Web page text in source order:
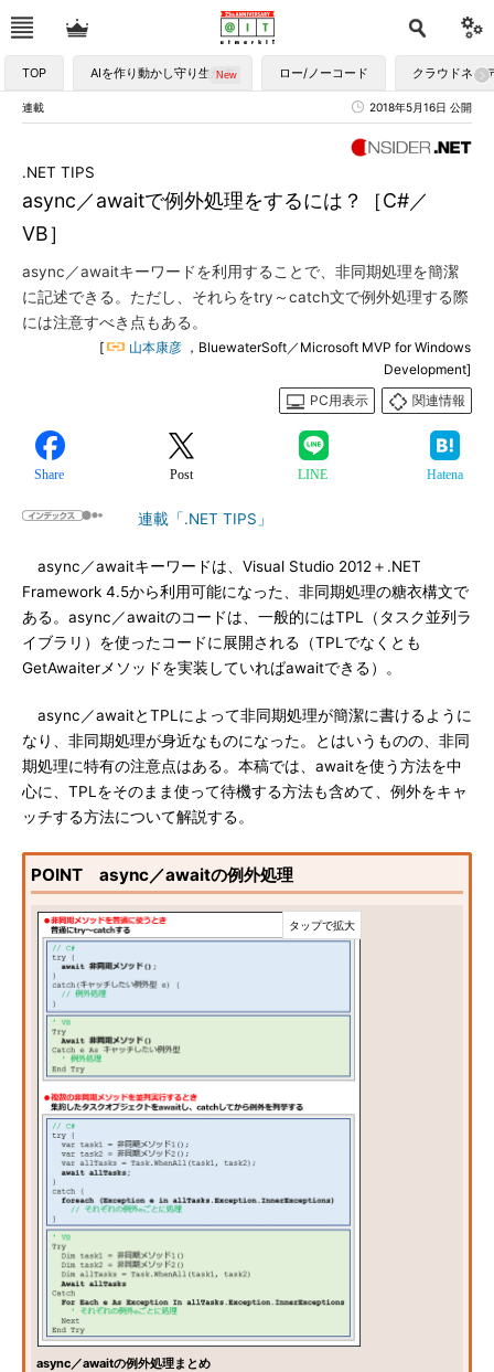
TOP AIを作り動かし守り生かす ロー/ノーコード クラウドネイ
連載 2018年5月16日 公開
async／awaitで例外処理をするには？［C#／
VB］
.NET TIPS
async／awaitキーワードを利用することで、非同期処理を簡潔
に記述できる。ただし、それらをtry～catch文で例外処理する際
には注意すべき点もある。
[ 山本康彦 ，BluewaterSoft／Microsoft MVP for Windows
Development]
PC用表示
関連情報
Share Post LINE Hatena
連載「.NET TIPS」
async／awaitキーワードは、Visual Studio 2012＋.NET
Framework 4.5から利用可能になった、非同期処理の糖衣構文で
ある。async／awaitのコードは、一般的にはTPL（タスク並列ラ
イブラリ）を使ったコードに展開される（TPLでなくとも
GetAwaiterメソッドを実装していればawaitできる）。
async／awaitとTPLによって非同期処理が簡潔に書けるように
なり、非同期処理が身近なものになった。とはいうものの、非同
期処理に特有の注意点はある。本稿では、awaitを使う方法を中
心に、TPLをそのまま使って待機する方法も含めて、例外をキャ
ッチする方法について解説する。
POINT async／awaitの例外処理
async／awaitの例外処理まとめ